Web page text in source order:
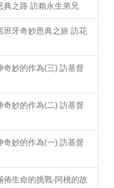
典之路 訪賴永生弟兄
班牙奇妙恩典之旅 訪花
妙的作為(三) 訪基督
妙的作為(二) 訪基督
妙的作為(一) 訪基督
生命的挑戰-阿桃的故